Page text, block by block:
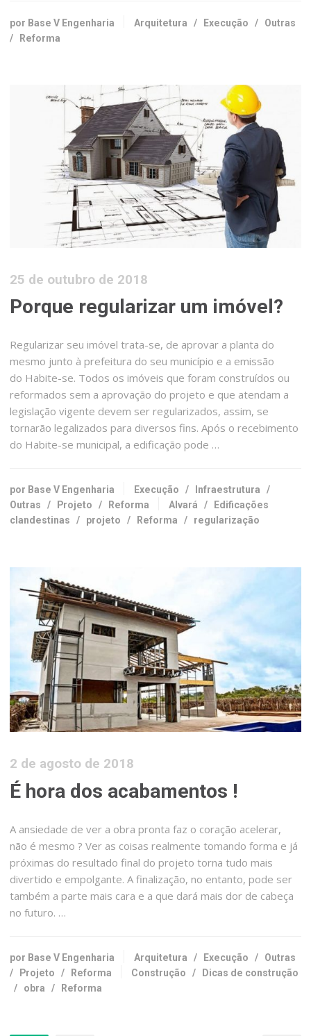
por Base V Engenharia Arquitetura / Execução / Outras
/ Reforma
25 de outubro de 2018
Porque regularizar um imóvel?
Regularizar seu imóvel trata-se, de aprovar a planta do
mesmo junto à prefeitura do seu município e a emissão
do Habite-se. Todos os imóveis que foram construídos ou
reformados sem a aprovação do projeto e que atendam a
legislação vigente devem ser regularizados, assim, se
tornarão legalizados para diversos fins. Após o recebimento
do Habite-se municipal, a edificação pode …
por Base V Engenharia Execução / Infraestrutura /
Outras / Projeto / Reforma Alvará /
Edificações
clandestinas / projeto / Reforma / regularização
2 de agosto de 2018
É hora dos acabamentos !
A ansiedade de ver a obra pronta faz o coração acelerar,
não é mesmo ? Ver as coisas realmente tomando forma e já
próximas do resultado final do projeto torna tudo mais
divertido e empolgante. A finalização, no entanto, pode ser
também a parte mais cara e a que dará mais dor de cabeça
no futuro. …
por Base V Engenharia Arquitetura / Execução / Outras
/
Projeto / Reforma Construção /
Dicas de construção
/ obra / Reforma